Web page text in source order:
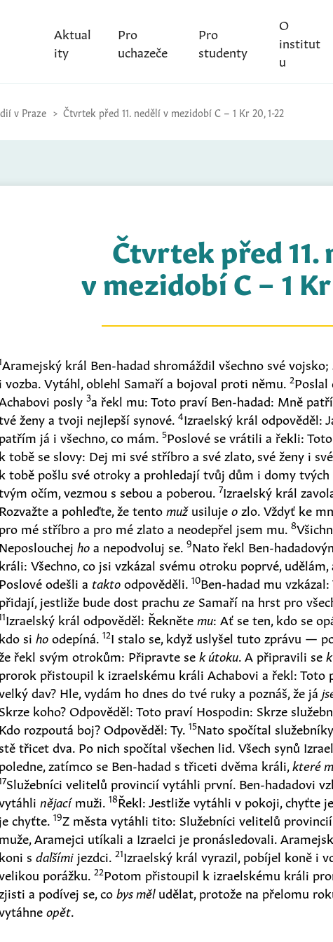
Aktual
ity
Pro
uchazeče
Pro
studenty
O
institut
u
v Praze Čtvrtek před 11. nedělí v mezidobí C – 1 Kr 20, 1-22
Čtvrtek před 11.
v mezidobí C – 1
Aramejský král Ben-hadad shromáždil všechno své vojsko;
i vozba. Vytáhl, oblehl Samaří a bojoval proti němu.2
Achabovi posly3a řekl mu: Toto praví Ben-hadad: Mně
ženy a tvoji nejlepší synové.4Izraelský král odpověděl:
patřím já i všechno, co mám.5Poslové se vrátili a řekli:
k tobě se slovy: Dej mi své stříbro a své zlato, své ženy i
k tobě pošlu své otroky a prohledají tvůj dům i domy
očím, vezmou s sebou a poberou.7Izraelský král
Rozvažte a pohleďte, že tento mužusilujeo zlo. Vždyť ke
pro mé stříbro a pro mé zlato a neodepřel jsem mu.8
Neposlouchej hoa nepodvoluj se.9Nato řekl Ben-
králi: Všechno, co jsi vzkázal svému otroku poprvé,
Poslové odešli a taktoodpověděli.10Ben-hadad mu
přidají, jestliže bude dost prachu ze Samaří na hrst pro
Izraelský král odpověděl: Řekněte mu: Ať se ten, kdo se
kdo si hoodepíná.12I stalo se, když uslyšel tuto zprávu —
že řekl svým otrokům: Připravte se k útoku. A připravili se
prorok přistoupil k izraelskému králi Achabovi a řekl: Toto
dav? Hle, vydám ho dnes do tvé ruky a poznáš, že já
Skrze koho? Odpověděl: Toto praví Hospodin: Skrze
Kdo rozpoutá boj? Odpověděl: Ty.15Nato spočítal
stě třicet dva. Po nich spočítal všechen lid. Všech synů
poledne, zatímco se Ben-hadad s třiceti dvěma králi, které
Služebníci velitelů provincií vytáhli první. Ben-hadadovi
nějacímuži.18Řekl: Jestliže vytáhli v pokoji, chyťte
je chyťte.19Z města vytáhli tito: Služebníci velitelů
muže, Aramejci utíkali a Izraelci je pronásledovali.
koni sdalšími jezdci.21Izraelský král vyrazil, pobíjel koně i
porážku.22Potom přistoupil k izraelskému králi
zjisti a podívej se, cobys měludělat, protože na přelomu
opět.